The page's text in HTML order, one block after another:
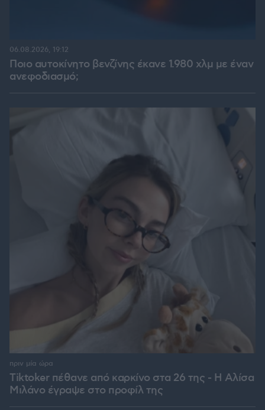
Ποιο αυτοκίνητο βενζίνης έκανε 1.980 χλμ με έναν
ανεφοδιασμό;
06.08.2026, 19:12
Tiktoker πέθανε από καρκίνο στα 26 της - Η Αλίσα
Μιλάνο έγραψε στο προφίλ της
πριν μία ώρα